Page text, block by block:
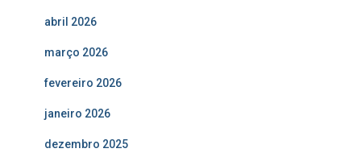
abril 2026
março 2026
fevereiro 2026
janeiro 2026
dezembro 2025